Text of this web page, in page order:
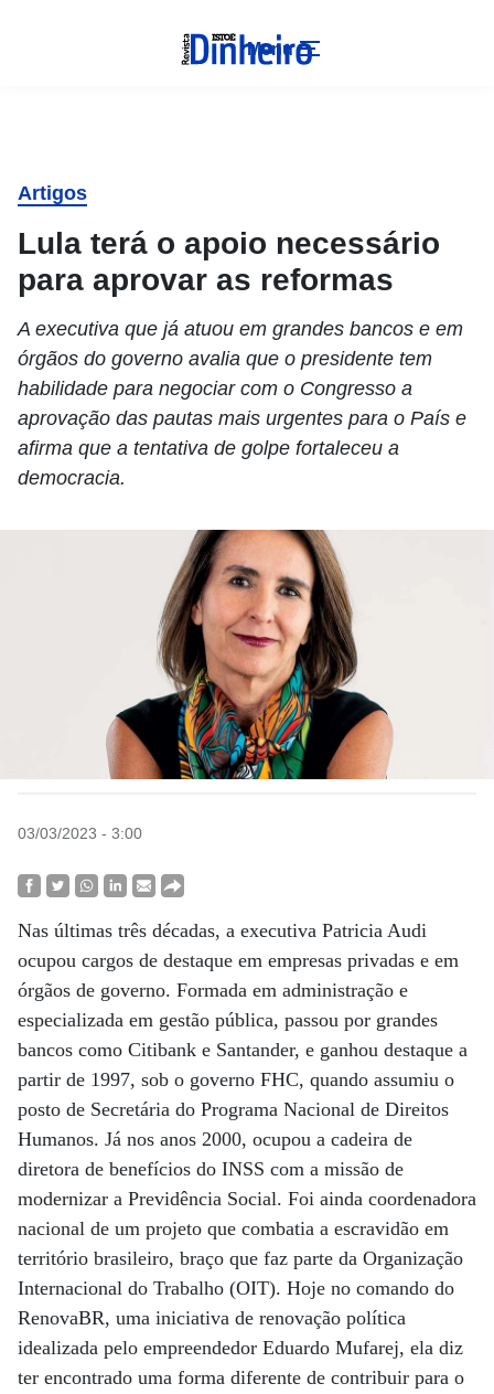
Menu
Artigos
Lula terá o apoio necessário
para aprovar as reformas
A executiva que já atuou em grandes bancos e em
órgãos do governo avalia que o presidente tem
habilidade para negociar com o Congresso a
aprovação das pautas mais urgentes para o País e
afirma que a tentativa de golpe fortaleceu a
democracia.
03/03/2023 - 3:00
Nas últimas três décadas, a executiva Patricia Audi
ocupou cargos de destaque em empresas privadas e em
órgãos de governo. Formada em administração e
especializada em gestão pública, passou por grandes
bancos como Citibank e Santander, e ganhou destaque a
partir de 1997, sob o governo FHC, quando assumiu o
posto de Secretária do Programa Nacional de Direitos
Humanos. Já nos anos 2000, ocupou a cadeira de
diretora de benefícios do INSS com a missão de
modernizar a Previdência Social. Foi ainda coordenadora
nacional de um projeto que combatia a escravidão em
território brasileiro, braço que faz parte da Organização
Internacional do Trabalho (OIT). Hoje no comando do
RenovaBR, uma iniciativa de renovação política
idealizada pelo empreendedor Eduardo Mufarej, ela diz
ter encontrado uma forma diferente de contribuir para o